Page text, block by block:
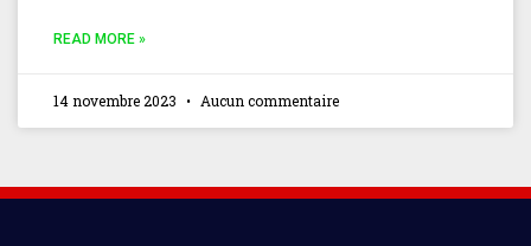
READ MORE »
14 novembre 2023 Aucun commentaire